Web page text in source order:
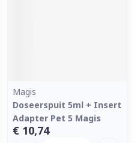
Magis
Doseerspuit 5ml + Insert
Adapter Pet 5 Magis
€ 10,74